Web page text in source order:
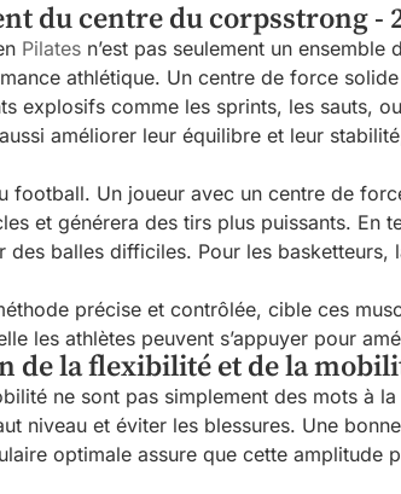
du centre du corpsstrong -
Pilates n’est pas seulement un
athlétique. Un centre de force
explosifs comme les sprints, les sauts,
améliorer leur équilibre et leur
football. Un joueur avec un centre de
et générera des tirs plus puissants. En
des balles difficiles. Pour les
précise et contrôlée, cible ces
les athlètes peuvent s’appuyer pour
de la flexibilité et de la
ne sont pas simplement des mots à
niveau et éviter les blessures. Une
optimale assure que cette